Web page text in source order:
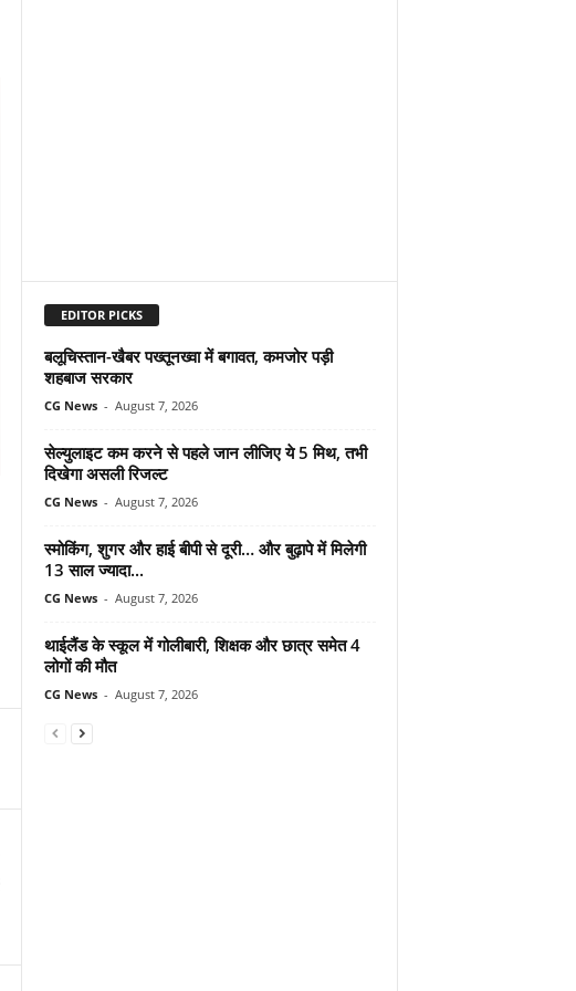
EDITOR PICKS
बलूचिस्तान-खैबर पख्तूनख्वा में बगावत, कमजोर पड़ी
शहबाज सरकार
CG News - August 7, 2026
सेल्युलाइट कम करने से पहले जान लीजिए ये 5 मिथ, तभी
दिखेगा असली रिजल्ट
CG News - August 7, 2026
स्मोकिंग, शुगर और हाई बीपी से दूरी… और बुढ़ापे में मिलेगी
13 साल ज्यादा...
CG News - August 7, 2026
थाईलैंड के स्कूल में गोलीबारी, शिक्षक और छात्र समेत 4
लोगों की मौत
CG News - August 7, 2026